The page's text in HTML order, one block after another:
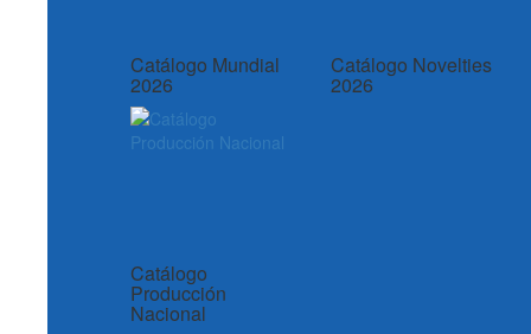
Catálogo Mundial
2026
Catálogo Novelties
2026
Catálogo
Producción
Nacional